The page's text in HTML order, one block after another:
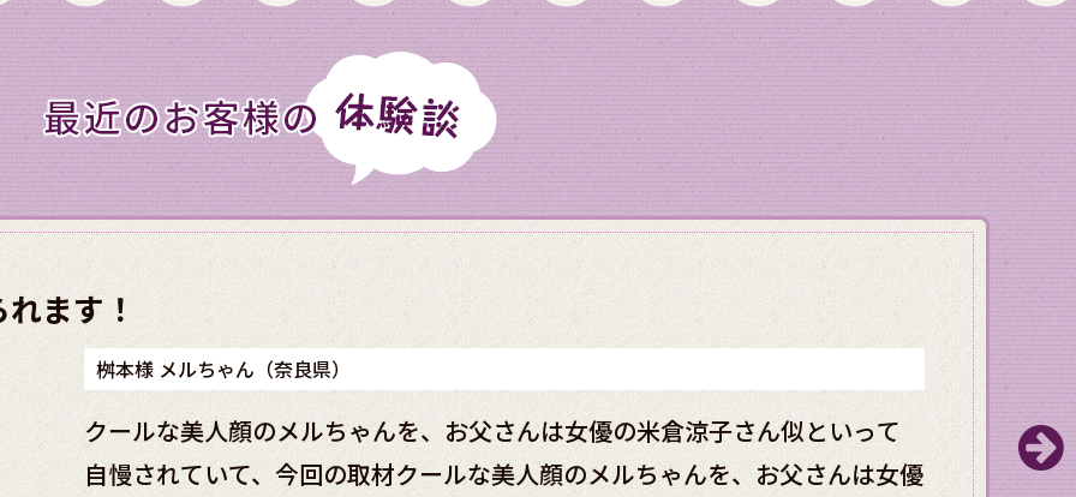
ます！
桝本様 メルちゃん（奈良県）
クールな美人顔のメルちゃんを、お父さんは女優の米倉涼子さん似といって
自慢されていて、今回の取材クールな美人顔のメルちゃんを、お父さんは女優